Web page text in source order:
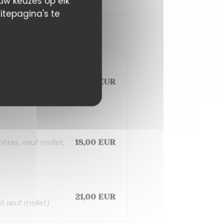
te
pickles et
18,00 EUR
oeuf mollet,
18,00 EUR
œuf mollet)
21,00 EUR